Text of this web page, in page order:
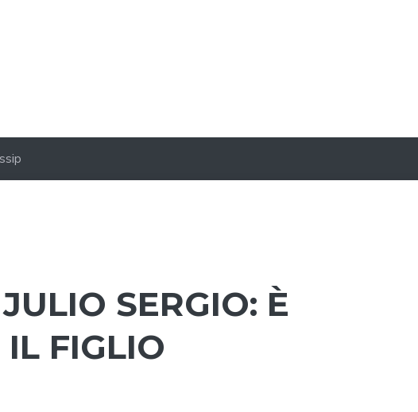
SERGIO: È
FIGLIO